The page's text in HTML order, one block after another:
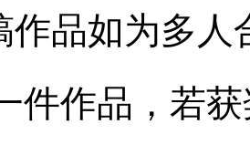
如为多人
件作品，若